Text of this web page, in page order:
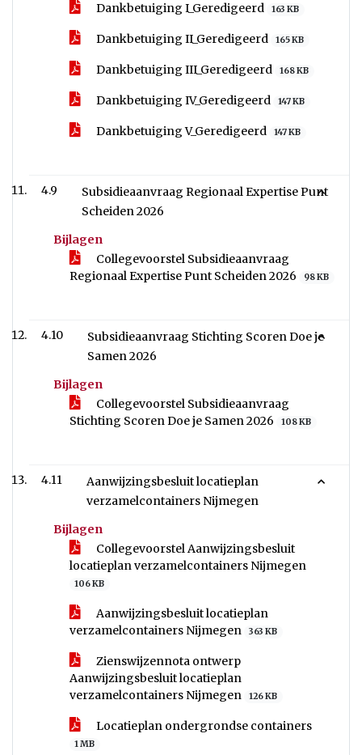
Dankbetuiging I_Geredigeerd 163 KB
Dankbetuiging II_Geredigeerd 165 KB
Dankbetuiging III_Geredigeerd 168 KB
Dankbetuiging IV_Geredigeerd 147 KB
Dankbetuiging V_Geredigeerd 147 KB
4.9
Subsidieaanvraag Regionaal Expertise Punt
Scheiden 2026
Bijlagen
Collegevoorstel Subsidieaanvraag
Regionaal Expertise Punt Scheiden 2026
98 KB
4.10
Subsidieaanvraag Stichting Scoren Doe je
Samen 2026
Bijlagen
Collegevoorstel Subsidieaanvraag
Stichting Scoren Doe je Samen 2026
108 KB
4.11
Aanwijzingsbesluit locatieplan
verzamelcontainers Nijmegen
Bijlagen
Collegevoorstel Aanwijzingsbesluit
locatieplan verzamelcontainers Nijmegen
106 KB
Aanwijzingsbesluit locatieplan
verzamelcontainers Nijmegen
363 KB
Zienswijzennota ontwerp
Aanwijzingsbesluit locatieplan
verzamelcontainers Nijmegen
126 KB
Locatieplan ondergrondse containers
1 MB